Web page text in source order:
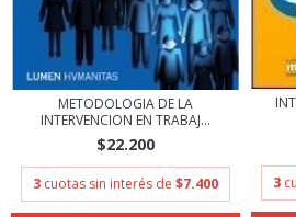
METODOLOGIA DE LA
INTERVENCION EN TRABAJ...
$22.200
3 cuotas sin interés de $7.400 3